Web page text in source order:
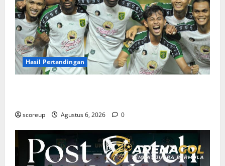
Hasil Pertandingan
scoreup Agustus 6, 2026 0